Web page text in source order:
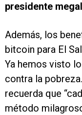
presidente
Además, los
bitcoin para El
Ya hemos visto
contra la
recuerda que
método